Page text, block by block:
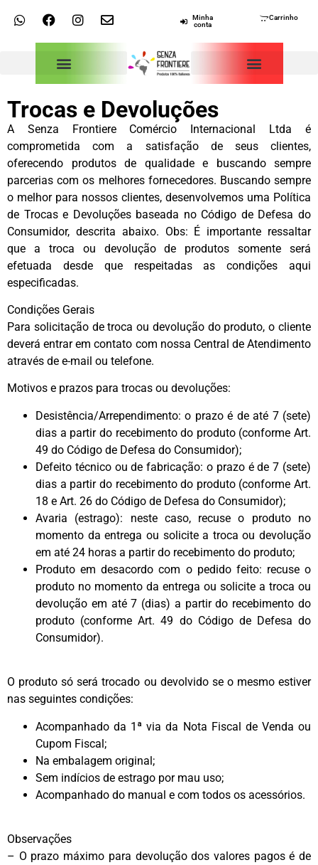
Minha
conta
Carrinho
Trocas e Devoluções
A Senza Frontiere Comércio Internacional Ltda é
comprometida com a satisfação de seus clientes,
oferecendo produtos de qualidade e buscando sempre
parcerias com os melhores fornecedores. Buscando sempre
o melhor para nossos clientes, desenvolvemos uma Política
de Trocas e Devoluções baseada no Código de Defesa do
Consumidor, descrita abaixo. Obs: É importante ressaltar
que a troca ou devolução de produtos somente será
efetuada desde que respeitadas as condições aqui
especificadas.
Condições Gerais
Para solicitação de troca ou devolução do produto, o cliente
deverá entrar em contato com nossa Central de Atendimento
através de e-mail ou telefone.
Motivos e prazos para trocas ou devoluções:
Desistência/Arrependimento: o prazo é de até 7 (sete)
dias a partir do recebimento do produto (conforme Art.
49 do Código de Defesa do Consumidor);
Defeito técnico ou de fabricação: o prazo é de 7 (sete)
dias a partir do recebimento do produto (conforme Art.
18 e Art. 26 do Código de Defesa do Consumidor);
Avaria (estrago): neste caso, recuse o produto no
momento da entrega ou solicite a troca ou devolução
em até 24 horas a partir do recebimento do produto;
Produto em desacordo com o pedido feito: recuse o
produto no momento da entrega ou solicite a troca ou
devolução em até 7 (dias) a partir do recebimento do
produto (conforme Art. 49 do Código de Defesa do
Consumidor).
O produto só será trocado ou devolvido se o mesmo estiver
nas seguintes condições:
Acompanhado da 1ª via da Nota Fiscal de Venda ou
Cupom Fiscal;
Na embalagem original;
Sem indícios de estrago por mau uso;
Acompanhado do manual e com todos os acessórios.
Observações
– O prazo máximo para devolução dos valores pagos é de